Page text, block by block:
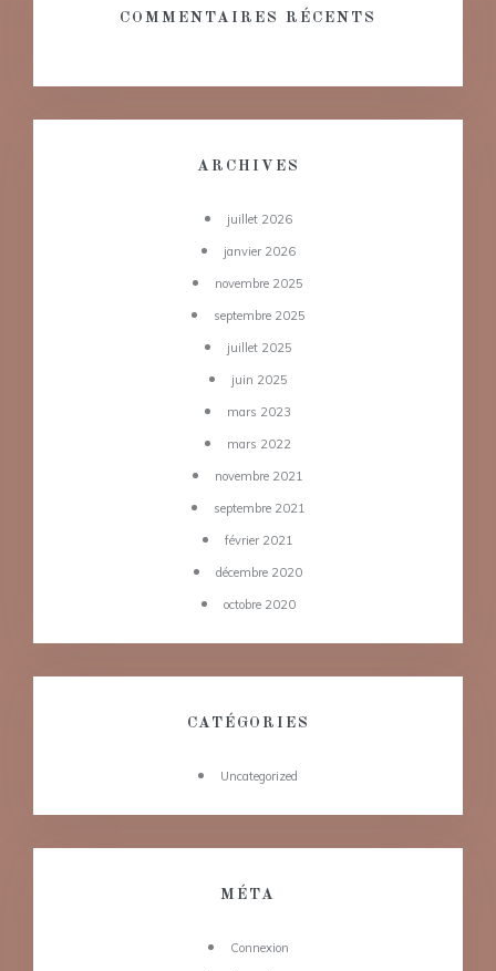
COMMENTAIRES RÉCENTS
ARCHIVES
juillet 2026
janvier 2026
novembre 2025
septembre 2025
juillet 2025
juin 2025
mars 2023
mars 2022
novembre 2021
septembre 2021
février 2021
décembre 2020
octobre 2020
CATÉGORIES
Uncategorized
MÉTA
Connexion